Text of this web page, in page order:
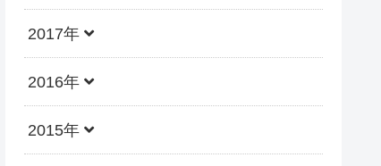
2017年
2016年
2015年